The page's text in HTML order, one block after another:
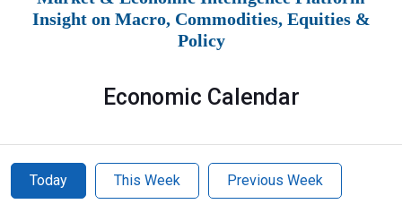
Insight on Macro, Commodities, Equities &
Policy
Economic Calendar
Today This Week Previous Week